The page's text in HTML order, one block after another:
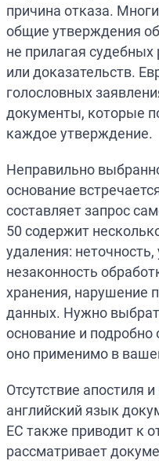
причина отказа.
общие утверждения
не прилагая
или доказательств.
голословных
документы, которые
каждое утверждение.
Неправильно
основание
составляет запрос
50 содержит
удаления: неточность,
незаконность
хранения, нарушение
данных. Нужно
основание и подробно
оно применимо в
Отсутствие апостиля
английский язык
ЕС также приводит к
рассматривает